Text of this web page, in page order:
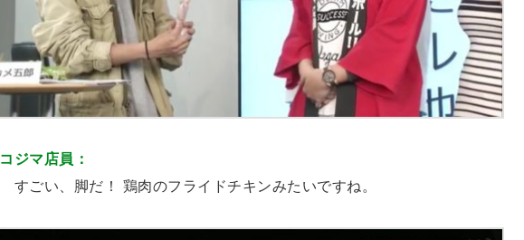
コジマ店員：
すごい、脚だ！ 鶏肉のフライドチキンみたいですね。